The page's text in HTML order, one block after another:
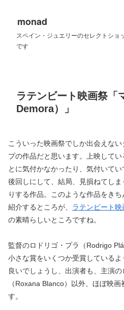
monad
スペイン・ジュエリーのセレクトショ
です
ラテンビート映画祭「
Demora）」
こういった映画祭でしか出会えない
プの作品だと思います。上映してい
とに気付かなかったり、気付いてい
後回しにして、結局、見損ねてしま
りする作品。このような作品をきち
紹介するところが、 ラテンビート映
の素晴らしいところですね。
監督のロドリゴ・プラ（Rodrigo
小さな賞をいくつか受賞している
良いでしょうし、出演者も、主演
（Roxana Blanco）以外、ほぼ映
す。